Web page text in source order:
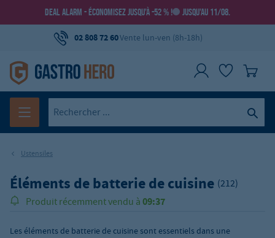
DEAL ALARM - ÉCONOMISEZ JUSQU’À -52 % ! JUSQU’AU 11/08.
02 808 72 60Vente lun-ven (8h-18h)
Ustensiles
Éléments de batterie de cuisine (212)
Produit récemment vendu à 09:37
Les éléments de batterie de cuisine sont essentiels dans une